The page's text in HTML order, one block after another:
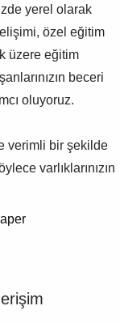
yerel olarak
özel eğitim
üzere eğitim
beceri
oluyoruz.
verimli bir şekilde
varlıklarınızın